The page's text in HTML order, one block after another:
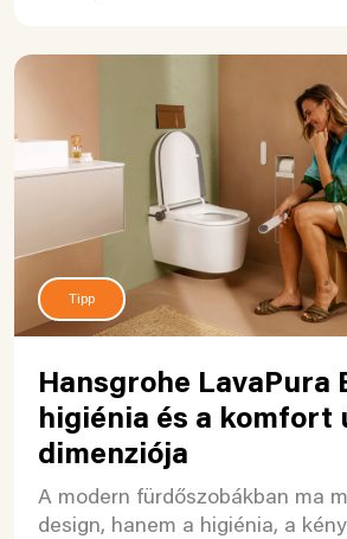
Tipp
Hansgrohe LavaPura
higiénia és a komfort
dimenziója
A modern fürdőszobákban ma
design, hanem a higiénia, a